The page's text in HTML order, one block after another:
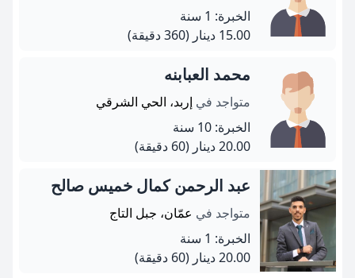
الخبرة: 1 سنة
15.00 دينار
(360 دقيقة)
محمد العبابنه
متواجد في إربد، الحي الشرقي
الخبرة: 10 سنة
20.00 دينار
(60 دقيقة)
عبد الرحمن كمال خميس صالح
متواجد في عمّان، جبل التاج
الخبرة: 1 سنة
20.00 دينار
(60 دقيقة)